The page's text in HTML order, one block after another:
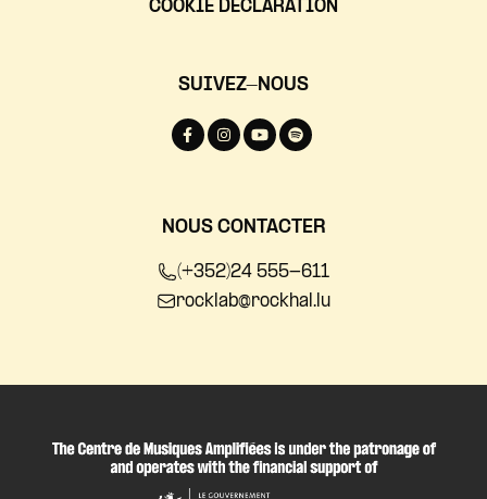
COOKIE DECLARATION
SUIVEZ-NOUS
NOUS CONTACTER
(+352)24 555-611
rocklab@rockhal.lu